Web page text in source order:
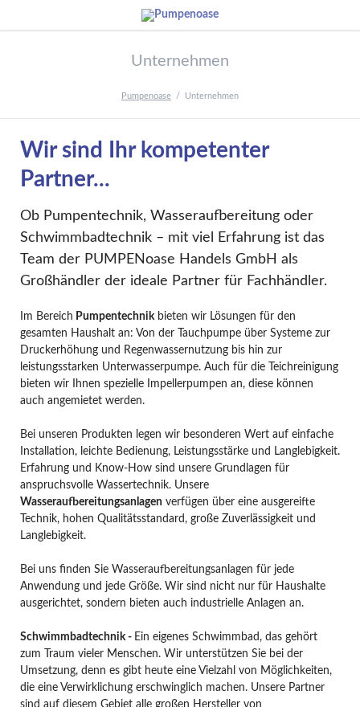
Unternehmen
Pumpenoase Unternehmen
Wir sind Ihr kompetenter
Partner...
Ob Pumpentechnik, Wasseraufbereitung oder
Schwimmbadtechnik – mit viel Erfahrung ist das
Team der PUMPENoase Handels GmbH als
Großhändler der ideale Partner für Fachhändler.
Im Bereich Pumpentechnikbieten wir Lösungen für den
gesamten Haushalt an: Von der Tauchpumpe über Systeme zur
Druckerhöhung und Regenwassernutzung bis hin zur
leistungsstarken Unterwasserpumpe. Auch für die Teichreinigung
bieten wir Ihnen spezielle Impellerpumpen an, diese können
auch angemietet werden.
Bei unseren Produkten legen wir besonderen Wert auf einfache
Installation, leichte Bedienung, Leistungsstärke und Langlebigkeit.
Erfahrung und Know-How sind unsere Grundlagen für
anspruchsvolle Wassertechnik. Unsere
Wasseraufbereitungsanlagenverfügen über eine ausgereifte
Technik, hohen Qualitätsstandard, große Zuverlässigkeit und
Langlebigkeit.
Bei uns finden Sie Wasseraufbereitungsanlagen für jede
Anwendung und jede Größe. Wir sind nicht nur für Haushalte
ausgerichtet, sondern bieten auch industrielle Anlagen an.
Schwimmbadtechnik - Ein eigenes Schwimmbad, das gehört
zum Traum vieler Menschen. Wir unterstützen Sie bei der
Umsetzung, denn es gibt heute eine Vielzahl von Möglichkeiten,
die eine Verwirklichung erschwinglich machen. Unsere Partner
sind auf diesem Gebiet alle großen Hersteller von